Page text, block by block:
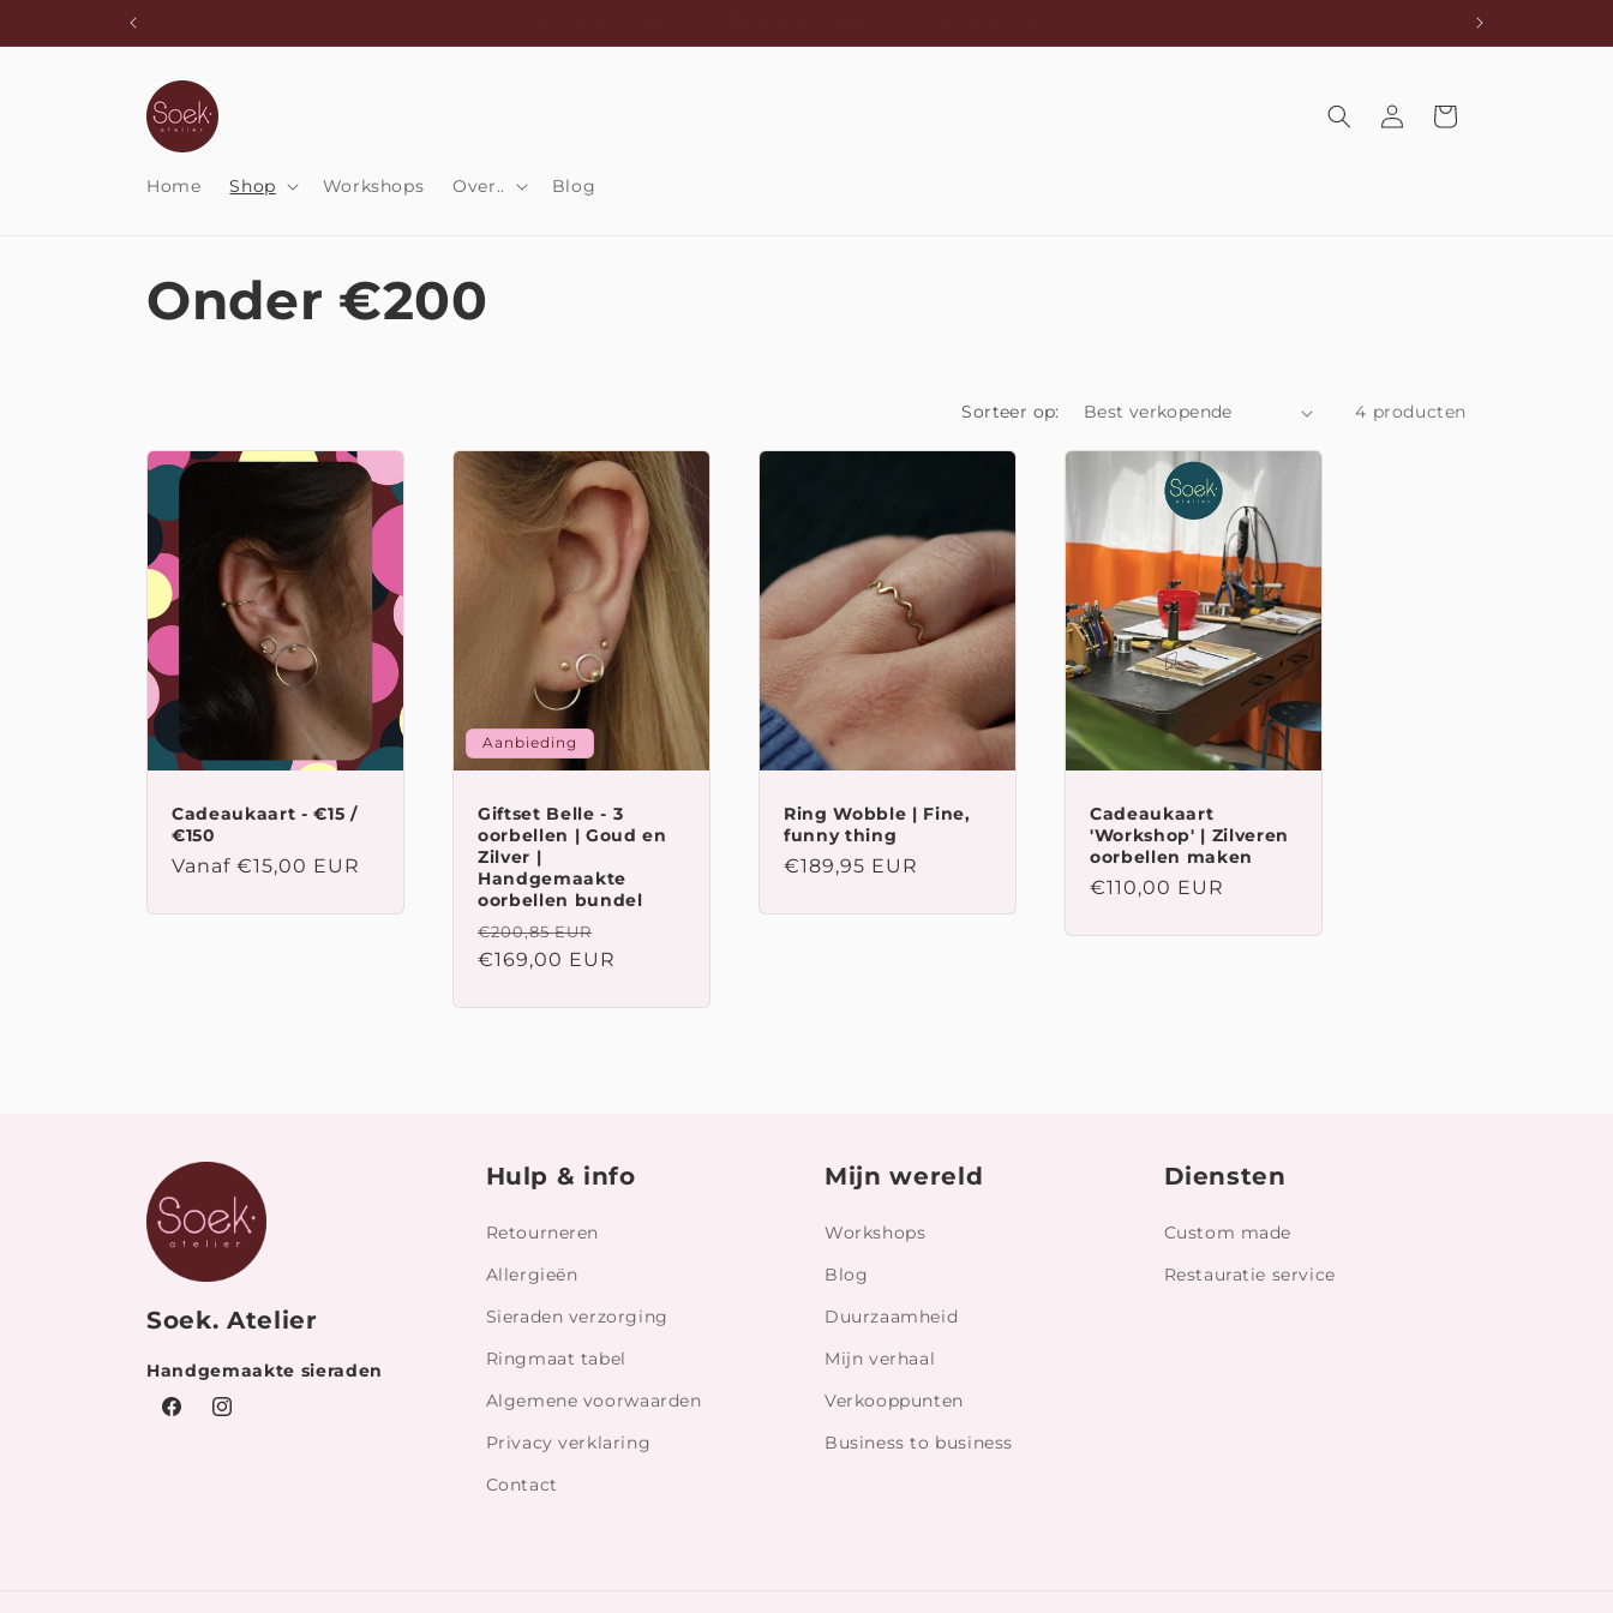
content
Home Shop Workshops Over.. Blog
Inloggen
Winkelwagen
C
l
l
e
c
t
i
e
:
Onder €200
Sorteer op: 4 producten
Cadeaukaart - €15 /
€150
Normale
Vanaf €15,00 EUR
Aanbieding
Giftset Belle - 3
oorbellen | Goud en
Zilver |
Handgemaakte
oorbellen bundel
Normale
prijs
€200,85 EUR
€169,00 EUR
Ring Wobble | Fine,
funny thing
Normale
€189,95 EUR
Cadeaukaart
'Workshop' | Zilveren
oorbellen maken
Normale
€110,00 EUR
Soek. Atelier
Handgemaakte sieraden
FacebookInstagram
Hulp & info
Retourneren
Allergieën
Sieraden verzorging
Ringmaat tabel
Algemene voorwaarden
Privacy verklaring
Contact
Mijn wereld
Workshops
Blog
Duurzaamheid
Mijn verhaal
Verkooppunten
Business to business
Diensten
Custom made
Restauratie service